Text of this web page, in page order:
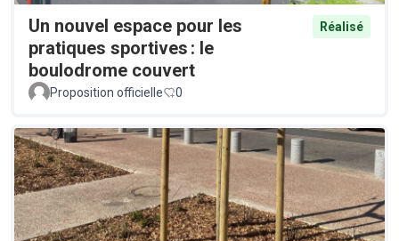
Un nouvel espace pour les
pratiques sportives : le
boulodrome couvert
Réalisé
Proposition officielle 0